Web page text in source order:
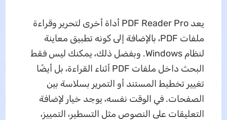
يعد PDF Reader Pro أداة أخرى لتحرير وقراءة
ملفات PDF، بالإضافة إلى كونه تطبيق معاينة
لنظام Windows. وبفضل ذلك، يمكنك ليس فقط
البحث داخل ملفات PDF أثناء القراءة، بل أيضًا
تغيير تخطيط المستند أو التمرير بسلاسة بين
الصفحات. في الوقت نفسه، يوجد خيار لإضافة
التعليقات على النصوص مثل التسطير، التمييز،